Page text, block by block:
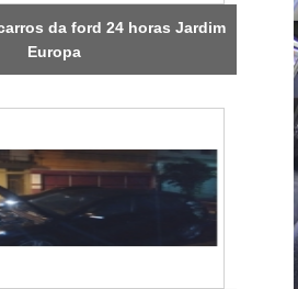
da ford 24 horas Jardim
Europa